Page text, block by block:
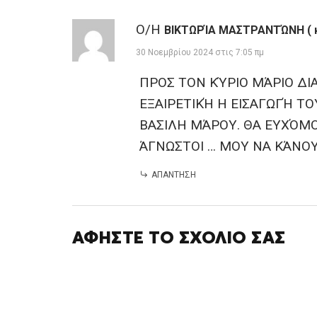
Ο/Η ΒΙΚΤΩΡΊΑ ΜΑΣΤΡΑΝΤΏΝΗ (
30 Νοεμβρίου 2024 στις 7:05 πμ
ΠΡΟΣ ΤΟΝ ΚΎΡΙΟ ΜΆΡΙΟ
ΕΞΑΙΡΕΤΙΚΉ Η ΕΙΣΑΓΩΓΉ
ΒΑΣΙΛΗ ΜΆΡΟΥ. ΘΑ
ΆΓΝΩΣΤΟΙ … ΜΟΥ ΝΑ
ΑΠΆΝΤΗΣΗ
ΑΦΉΣΤΕ ΤΟ ΣΧΌΛΙΌ ΣΑΣ